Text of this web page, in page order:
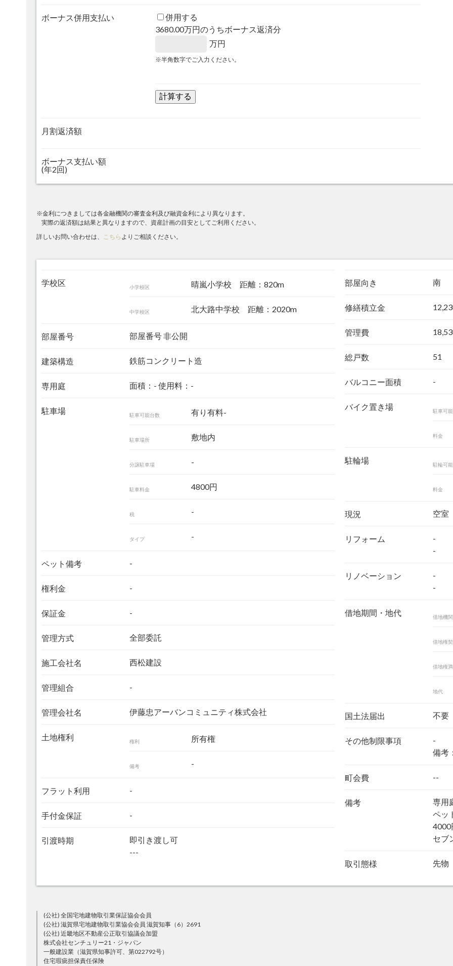
ボーナス併用支払い
併用する
3680.00万円のうちボーナス返済分
万円
※半角数字でご入力ください。
月割返済額
ボーナス支払い額
(年2回)
※金利につきましては各金融機関の審査金利及び融資金利により異なります。
実際の返済額は結果と異なりますので、資産計画の目安としてご利用ください。
詳しいお問い合わせは、 こちら よりご相談ください。
学校区 小学校区 晴嵐小学校 距離：820m
中学校区 北大路中学校 距離：2020m
部屋番号 部屋番号 非公開
建築構造 鉄筋コンクリート造
専用庭 面積：- 使用料：-
駐車場 駐車可能台数 有り有料-
駐車場所 敷地内
分譲駐車場 -
駐車料金 4800円
税 -
タイプ -
ペット備考 -
権利金 -
保証金 -
管理方式 全部委託
施工会社名 西松建設
管理組合 -
管理会社名 伊藤忠アーバンコミュニティ株式会社
土地権利 権利 所有権
備考 -
フラット利用 -
手付金保証 -
引渡時期
即引き渡し可
---
部屋向き 南
修繕積立金
管理費
総戸数 51
バルコニー面積 -
バイク置き場 駐車可
料金
駐輪場 駐輪可
料金
現況 空室
リフォーム
-
-
リノベーション
-
-
借地期間・地代 借地機
借地権
借地権満
地代
国土法届出 不要
その他制限事項
-
備考
町会費 --
備考
専用
ペッ
セブ
取引態様 先物
(公社) 全国宅地建物取引業保証協会会員
(公社) 滋賀県宅地建物取引業協会会員 滋賀知事（6）2691
(公社) 近畿地区不動産公正取引協議会加盟
株式会社センチュリー21・ジャパン
一般建設業（滋賀県知事許可、第022792号）
住宅瑕疵担保責任保険